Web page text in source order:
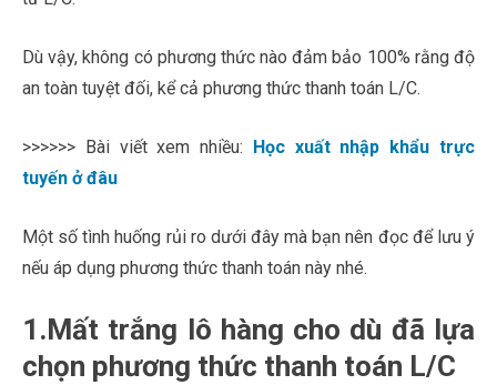
Dù vậy, không có phương thức nào đảm bảo 100% rằng độ
an toàn tuyệt đối, kể cả phương thức thanh toán L/C.
>>>>>> Bài viết xem nhiều: Học xuất nhập khẩu trực
tuyến ở đâu
Một số tình huống rủi ro dưới đây mà bạn nên đọc để lưu ý
nếu áp dụng phương thức thanh toán này nhé.
1.Mất trắng lô hàng cho dù đã lựa
chọn phương thức thanh toán L/C